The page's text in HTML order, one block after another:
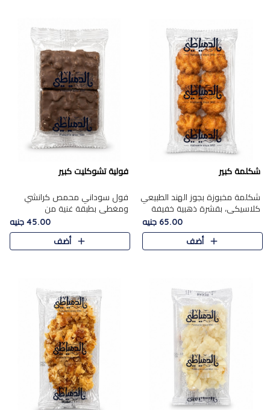
شكلمة كبير
شكلمة مخبوزة بجوز الهند الطبيعي
كلاسيكي، بقشرة ذهبية خفيفة
وقلب طري رطب يذوب في الفم،
تمنحك المذاق الشرقي الحلو الأصيل
التقليدي في كل لقمة.
65.00 جنيه
أضف
فولية تشوكليت كبير
فول سوداني محمص كرانشي
ومغطى بطبقة غنية من
الشوكولاتة، يجمع بين طعم
القرمشة الأصيلة الكلاسكيكية
التقليدية للفول السوداني وحلاوة
45.00 جنيه
أضف